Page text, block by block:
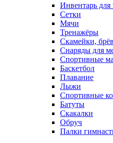
Инвентарь для
Сетки
Мячи
Тренажёры
Скамейки,
Снаряды для
Спортивные
Баскетбол
Плавание
Лыжи
Спортивные
Батуты
Скакалки
Обруч
Палки